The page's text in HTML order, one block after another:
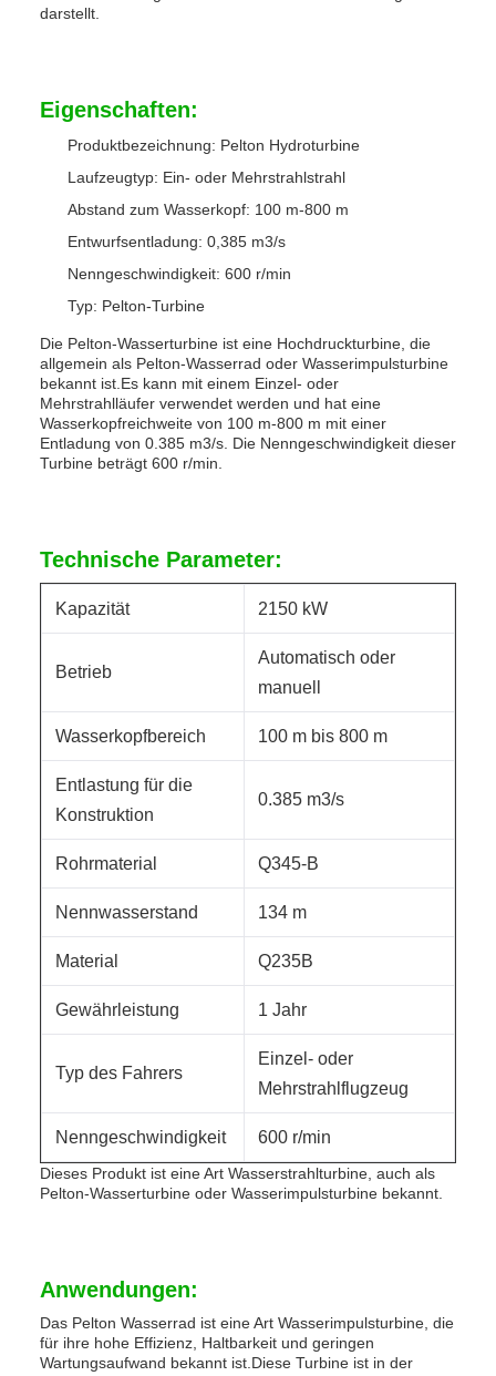
darstellt.
Eigenschaften:
Produktbezeichnung: Pelton Hydroturbine
Laufzeugtyp: Ein- oder Mehrstrahlstrahl
Abstand zum Wasserkopf: 100 m-800 m
Entwurfsentladung: 0,385 m3/s
Nenngeschwindigkeit: 600 r/min
Typ: Pelton-Turbine
Die Pelton-Wasserturbine ist eine Hochdruckturbine, die
allgemein als Pelton-Wasserrad oder Wasserimpulsturbine
bekannt ist.Es kann mit einem Einzel- oder
Mehrstrahlläufer verwendet werden und hat eine
Wasserkopfreichweite von 100 m-800 m mit einer
Entladung von 0.385 m3/s. Die Nenngeschwindigkeit dieser
Turbine beträgt 600 r/min.
Technische Parameter:
Kapazität 2150 kW
Betrieb
Automatisch oder
manuell
Wasserkopfbereich 100 m bis 800 m
Entlastung für die
Konstruktion
0.385 m3/s
Rohrmaterial Q345-B
Nennwasserstand 134 m
Material Q235B
Gewährleistung 1 Jahr
Typ des Fahrers
Einzel- oder
Mehrstrahlflugzeug
Nenngeschwindigkeit 600 r/min
Dieses Produkt ist eine Art Wasserstrahlturbine, auch als
Pelton-Wasserturbine oder Wasserimpulsturbine bekannt.
Anwendungen:
Das Pelton Wasserrad ist eine Art Wasserimpulsturbine, die
für ihre hohe Effizienz, Haltbarkeit und geringen
Wartungsaufwand bekannt ist.Diese Turbine ist in der